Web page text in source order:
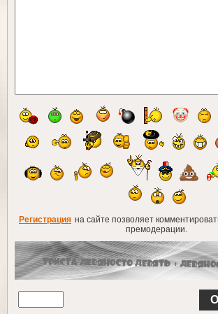
Регистрация на сайте позволяет
премодерации.